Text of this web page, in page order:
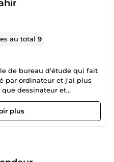
au total9
de bureau d'étude qui fait
par ordinateur et j'ai plus
dessinateur et
plus